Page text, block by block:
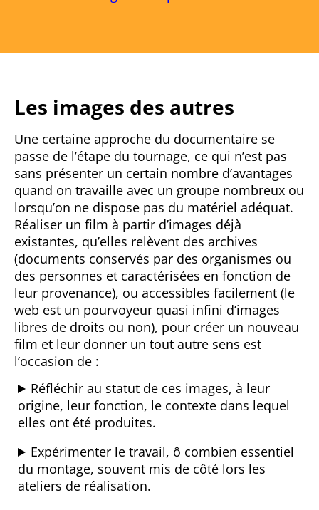
Les images des autres
Une certaine approche du documentaire se
passe de l’étape du tournage, ce qui n’est pas
sans présenter un certain nombre d’avantages
quand on travaille avec un groupe nombreux ou
lorsqu’on ne dispose pas du matériel adéquat.
Réaliser un film à partir d’images déjà
existantes, qu’elles relèvent des archives
(documents conservés par des organismes ou
des personnes et caractérisées en fonction de
leur provenance), ou accessibles facilement (le
web est un pourvoyeur quasi infini d’images
libres de droits ou non), pour créer un nouveau
film et leur donner un tout autre sens est
l’occasion de :
Réfléchir au statut de ces images, à leur
origine, leur fonction, le contexte dans lequel
elles ont été produites.
Expérimenter le travail, ô combien essentiel
du montage, souvent mis de côté lors les
ateliers de réalisation.